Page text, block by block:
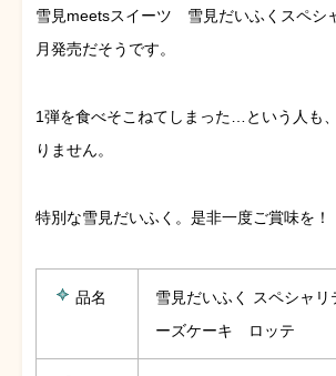
雪見meetsスイーツ 雪見だいふくスペシ
月発売だそうです。
1弾を食べそこねてしまった…という人も
りません。
特別な雪見だいふく。是非一度ご賞味を！
品名
雪見だいふく スペシャリ
ーズケーキ ロッテ